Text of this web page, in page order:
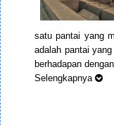
satu pantai yang
adalah pantai
berhadapan
Selengkapnya